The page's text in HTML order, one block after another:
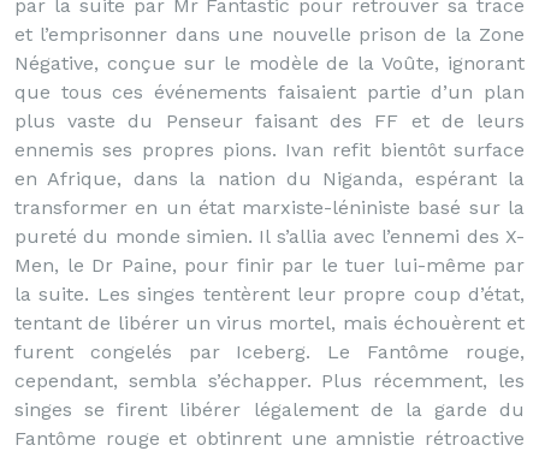
par la suite par Mr Fantastic pour retrouver sa trace
et l’emprisonner dans une nouvelle prison de la Zone
Négative, conçue sur le modèle de la Voûte, ignorant
que tous ces événements faisaient partie d’un plan
plus vaste du Penseur faisant des FF et de leurs
ennemis ses propres pions. Ivan refit bientôt surface
en Afrique, dans la nation du Niganda, espérant la
transformer en un état marxiste-léniniste basé sur la
pureté du monde simien. Il s’allia avec l’ennemi des X-
Men, le Dr Paine, pour finir par le tuer lui-même par
la suite. Les singes tentèrent leur propre coup d’état,
tentant de libérer un virus mortel, mais échouèrent et
furent congelés par Iceberg. Le Fantôme rouge,
cependant, sembla s’échapper. Plus récemment, les
singes se firent libérer légalement de la garde du
Fantôme rouge et obtinrent une amnistie rétroactive